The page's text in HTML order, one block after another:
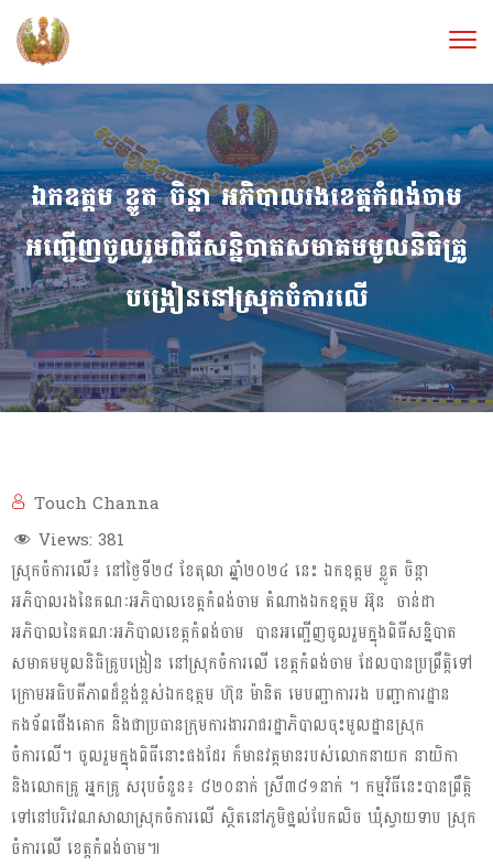
ឯកឧត្តម ខ្លូត ចិន្តា អភិបាលរងខេត្តកំពង់ចាម
អញ្ជើញចូលរួមពិធីសន្និបាតសមាគមមូលនិធិគ្រូ
បង្រៀននៅស្រុកចំការលើ
Touch Channa
Views: 381
ស្រុកចំការលើ៖ នៅថ្ងៃទី២៨ ខែតុលា ឆ្នាំ២០២៤ នេះ ឯកឧត្តម ខ្លូត ចិន្តា
អភិបាលរងនៃគណៈអភិបាលខេត្តកំពង់ចាម តំណាងឯកឧត្ដម អ៊ុន ចាន់ដា
អភិបាលនៃគណៈអភិបាលខេត្តកំពង់ចាម បានអញ្ជើញចូលរួមក្នុងពិធីសន្និបាត
សមាគមមូលនិធិគ្រូបង្រៀន នៅស្រុកចំការលើ ខេត្តកំពង់ចាម ដែលបានប្រព្រឹត្តិទៅ
ក្រោមអធិបតីភាពដ៏ខ្ពង់ខ្ពស់ឯកឧត្តម ហ៊ុន ម៉ានិត មេបញ្ជាការរង បញ្ជាការដ្ឋាន
កងទ័ពជើងគោក និងជាប្រធានក្រុមការងាររាជរដ្ឋាភិបាលចុះមូលដ្ឋានស្រុក
ចំការលើ។ ចូលរួមក្នុងពិធីនោះផងដែរ ក៏មានវត្តមានរបស់លោកនាយក នាយិកា
និងលោកគ្រូ អ្នកគ្រូ សរុបចំនួន៖ ៨២០នាក់ ស្រី៣៨១នាក់ ។ កម្មវិធីនេះបានព្រឹត្តិ
ទៅនៅបរិវេណសាលាស្រុកចំការលើ ស្ថិតនៅភូមិថ្នល់បែកលិច ឃុំស្វាយទាប ស្រុក
ចំការលើ ខេត្តកំពង់ចាម៕